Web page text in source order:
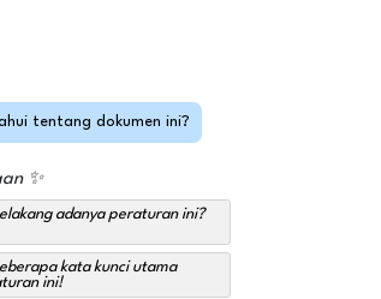
✨
adanya peraturan ini?
kata kunci utama
ini!
tentang dokumen ini?